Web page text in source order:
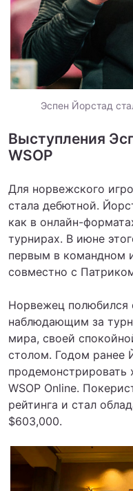
Эспен Йорстад
Выступления
WSOP
Для норвежского
стала дебютной.
как в онлайн-
турнирах. В июне
первым в командном
совместно с
Норвежец полюбился
наблюдающим за
мира, своей
столом. Годом ранее
продемонстрировать
WSOP Online.
рейтинга и стал
$603,000.